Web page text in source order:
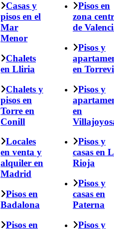
Casas y
pisos en el
Mar
Menor
Chalets
en Lliria
Chalets y
pisos en
Torre en
Conill
Locales
en venta y
alquiler en
Madrid
Pisos en
Badalona
Pisos en
Pisos en
zona
de
Pisos y
en
Pisos y
en
Pisos y
casas en
Rioja
Pisos y
casas en
Paterna
Pisos y